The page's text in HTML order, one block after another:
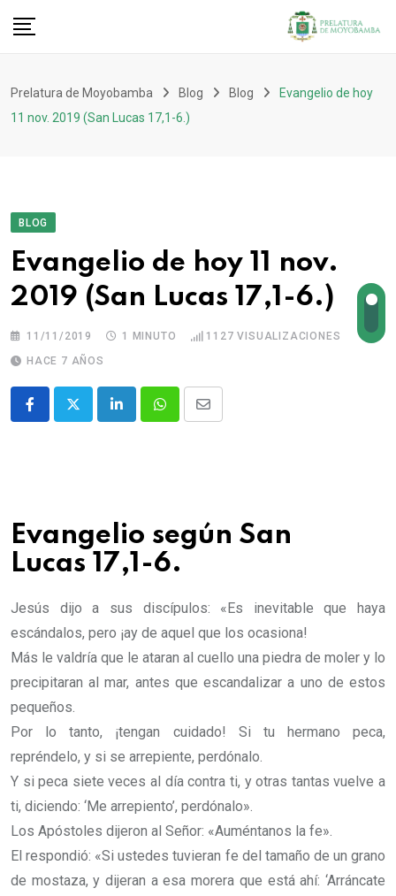
Prelatura de Moyobamba Blog Blog
Evangelio de hoy
11 nov. 2019 (San Lucas 17,1-6.)
BLOG
Evangelio de hoy 11 nov.
2019 (San Lucas 17,1-6.)
11/11/2019 1 MINUTO 1127 VISUALIZACIONES
HACE 7 AÑOS
Evangelio según San
Lucas 17,1-6.
Jesús dijo a sus discípulos: «Es inevitable que haya
escándalos, pero ¡ay de aquel que los ocasiona!
Más le valdría que le ataran al cuello una piedra de moler y lo
precipitaran al mar, antes que escandalizar a uno de estos
pequeños.
Por lo tanto, ¡tengan cuidado! Si tu hermano peca,
repréndelo, y si se arrepiente, perdónalo.
Y si peca siete veces al día contra ti, y otras tantas vuelve a
ti, diciendo: ‘Me arrepiento’, perdónalo».
Los Apóstoles dijeron al Señor: «Auméntanos la fe».
El respondió: «Si ustedes tuvieran fe del tamaño de un grano
de mostaza, y dijeran a esa morera que está ahí: ‘Arráncate